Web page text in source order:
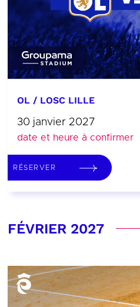
OL / LOSC LILLE
30 janvier 2027
date et heure à confirmer
RÉSERVER
FÉVRIER 2027